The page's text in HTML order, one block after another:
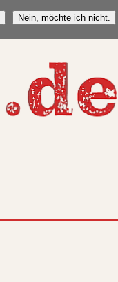
Nein, möchte ich nicht.